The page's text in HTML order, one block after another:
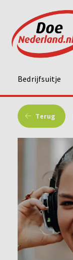
Bedrijfsuitje
Terug